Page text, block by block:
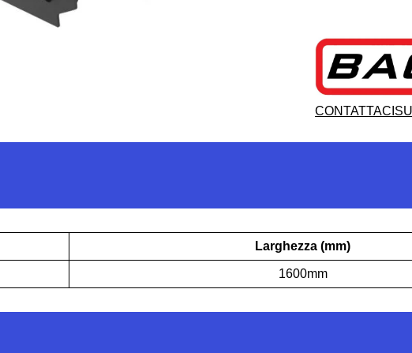
CONTATTACI
Larghezza (mm)
1600mm